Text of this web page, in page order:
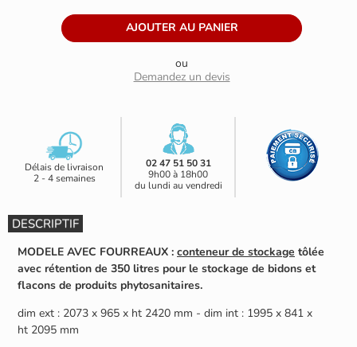
ou
Demandez un devis
Délais de livraison
2 - 4 semaines
02 47 51 50 31
9h00 à 18h00
du lundi au vendredi
DESCRIPTIF
MODELE AVEC FOURREAUX : conteneur de stockage tôlée
avec rétention de 350 litres pour le stockage de bidons et
flacons de produits phytosanitaires.
dim ext : 2073 x 965 x ht 2420 mm - dim int : 1995 x 841 x
ht 2095 mm